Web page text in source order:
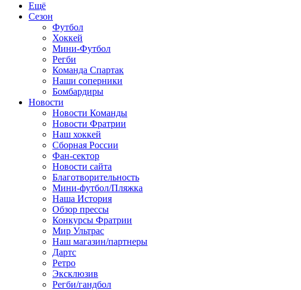
Ещё
Сезон
Футбол
Хоккей
Мини-Футбол
Регби
Команда Спартак
Наши соперники
Бомбардиры
Новости
Новости Команды
Новости Фратрии
Наш хоккей
Сборная России
Фан-cектор
Новости сайта
Благотворительность
Мини-футбол/Пляжка
Наша История
Обзор прессы
Конкурсы Фратрии
Мир Ультрас
Наш магазин/партнеры
Дартс
Ретро
Эксклюзив
Регби/гандбол